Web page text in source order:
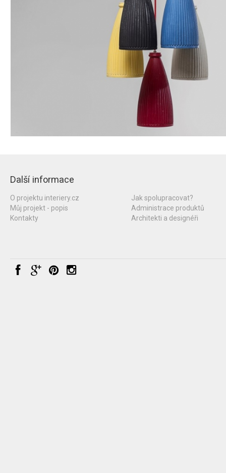
Další informace
O projektu interiery.cz
Můj projekt - popis
Kontakty
Jak spolupracovat?
Administrace produktů
Architekti a designéři